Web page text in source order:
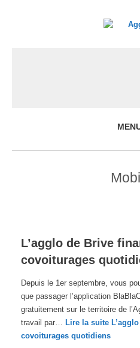
L’agglo de Brive
covoiturages
Depuis le 1er septembre, vous
que passager l’application
gratuitement sur le territoire de
travail par… Lire la suite
covoiturages quotidiens